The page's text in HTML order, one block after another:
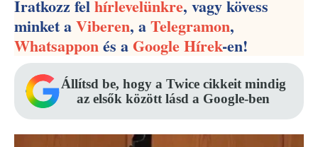
Iratkozz felhírlevelünkre, vagy kövess
minket aViberen, aTelegramon,
Whatsapponés aGoogle Hírek-en!
Állítsd be, hogy a Twice cikkeit mindig
az elsők között lásd a Google-ben